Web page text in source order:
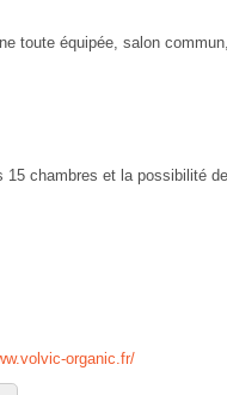
toute équipée, salon
15 chambres et la possibilité
organic.fr/